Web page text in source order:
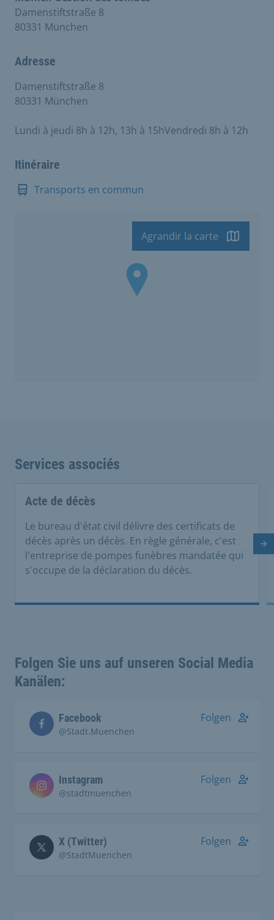
Damenstiftstraße 8
80331 München
Adresse
Damenstiftstraße 8
80331 München
Lundi à jeudi 8h à 12h, 13h à 15hVendredi 8h à 12h
Itinéraire
Transports en commun
Agrandir la carte
Services associés
Acte de décès
Le bureau d'état civil délivre des certificats de
décès après un décès. En règle générale, c'est
l'entreprise de pompes funèbres mandatée qui
s'occupe de la déclaration du décès.
Folgen Sie uns auf unseren Social Media
Kanälen:
Facebook
@Stadt.Muenchen
Folgen
Instagram
@stadtmuenchen
Folgen
X (Twitter)
@StadtMuenchen
Folgen